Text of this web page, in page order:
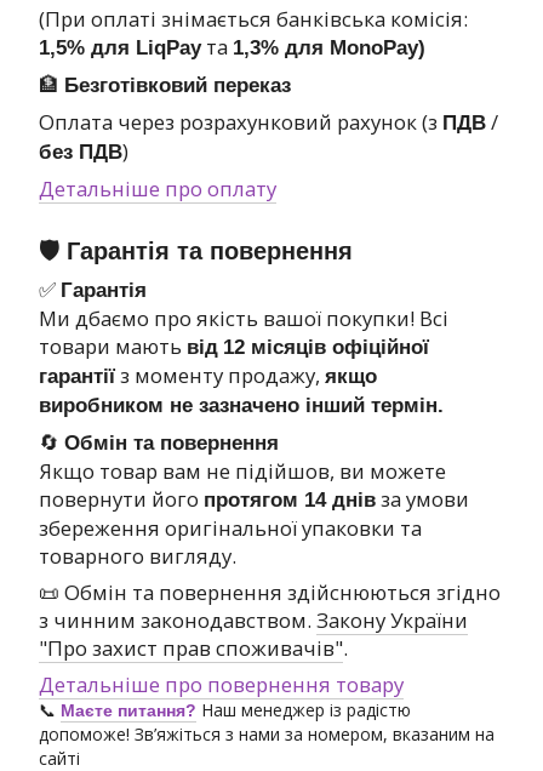
(При оплаті знімається банківська комісія:
1,5% для LiqPayта 1,3% для MonoPay)
🏦 Безготівковий переказ
Оплата через розрахунковий рахунок (з ПДВ /
без ПДВ)
Детальніше про оплату
🛡 Гарантія та повернення
✅ Гарантія
Ми дбаємо про якість вашої покупки! Всі
товари мають від 12 місяців офіційної
гарантії з моменту продажу, якщо
виробником не зазначено інший термін.
🔄 Обмін та повернення
Якщо товар вам не підійшов, ви можете
повернути його протягом 14 днів за умови
збереження оригінальної упаковки та
товарного вигляду.
📜 Обмін та повернення здійснюються згідно
з чинним законодавством. Закону України
"Про захист прав споживачів".
Детальніше про повернення товару
📞 Маєте питання? Наш менеджер із радістю
допоможе! Зв’яжіться з нами за номером, вказаним на
сайті